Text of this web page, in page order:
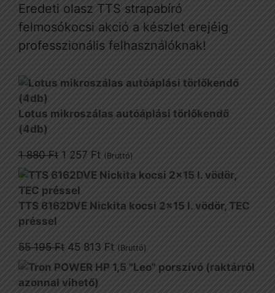
Eredeti olasz TTS strapabíró
felmosókocsi akció a készlet erejéig
professzionális felhasználóknak!
Lotus mikroszálas autóáplási törlőkendő
(4db)
1 880Ft Original
price
was:
1
1 257 FtCurrent
price
(Bruttó)
TTS 6162DVE Nickita kocsi 2x15 l. vödör, TEC
préssel
55 195Ft Original
price
was:
45 813 FtCurrent
price
is:
(Bruttó)